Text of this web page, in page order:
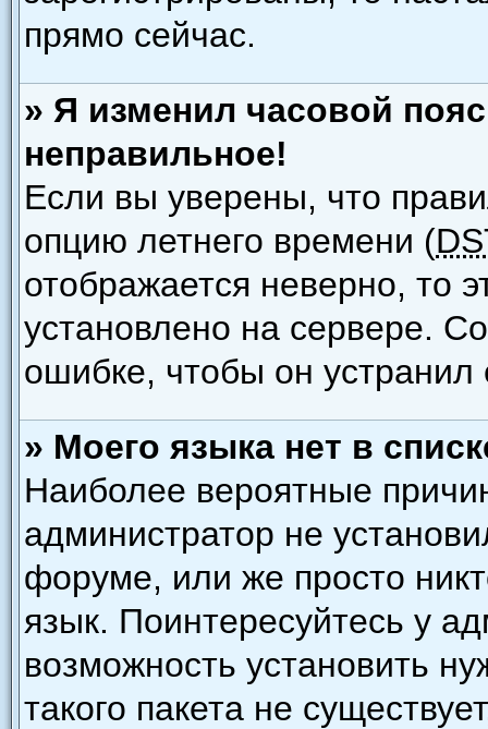
прямо сейчас.
» Я изменил часовой
неправильное!
Если вы уверены, что
опцию летнего времени (
отображается неверно, то
установлено на сервере.
ошибке, чтобы он устранил
» Моего языка нет в
Наиболее вероятные
администратор не
форуме, или же просто
язык. Поинтересуйтесь у
возможность установить
такого пакета не